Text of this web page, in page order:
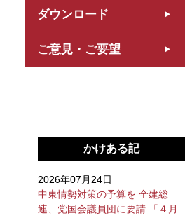
ダウンロード
ご意見・ご要望
かけある記
2026年07月24日
中東情勢対策の予算を 全建総
連、党国会議員団に要請 「４月